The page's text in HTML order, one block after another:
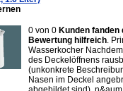
0 von 0 Kunden fanden
Bewertung hilfreich.
Wasserkocher
des Deckelöffnens
(unkonkrete
Nasen im Deckel